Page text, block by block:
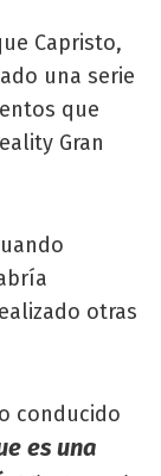
Capristo,
una serie
que
Gran
otras
conducido
es una